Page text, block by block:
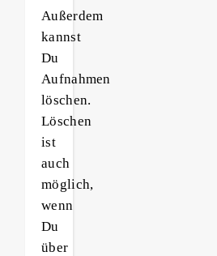
Außerdem
kannst
Du
Aufnahmen
löschen.
Löschen
ist
auch
möglich,
wenn
Du
über